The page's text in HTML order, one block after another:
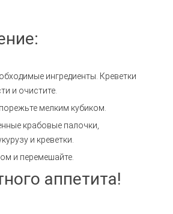
ингредиенты. Креветки
и очистите.
мелким кубиком.
крабовые палочки,
и креветки.
и перемешайте.
аппетита!